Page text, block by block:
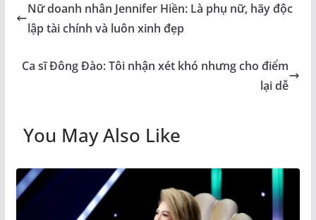
Nữ doanh nhân Jennifer Hiền: Là phụ nữ, hãy độc
lập tài chính và luôn xinh đẹp
Ca sĩ Đông Đào: Tôi nhận xét khó nhưng cho điểm
lại dễ
You May Also Like